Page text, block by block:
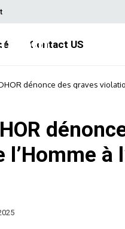
Contact US
dénonce des graves
à